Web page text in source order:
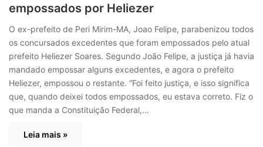
empossados por Heliezer
O ex-prefeito de Peri Mirim-MA, Joao Felipe, parabenizou todos
os concursados excedentes que foram empossados pelo atual
prefeito Heliezer Soares. Segundo João Felipe, a justiça já havia
mandado empossar alguns excedentes, e agora o prefeito
Heliezer, empossou o restante. “Foi feito justiça, e isso significa
que, quando deixei todos empossados, eu estava correto. Fiz o
que manda a Constituição Federal,…
Leia mais »